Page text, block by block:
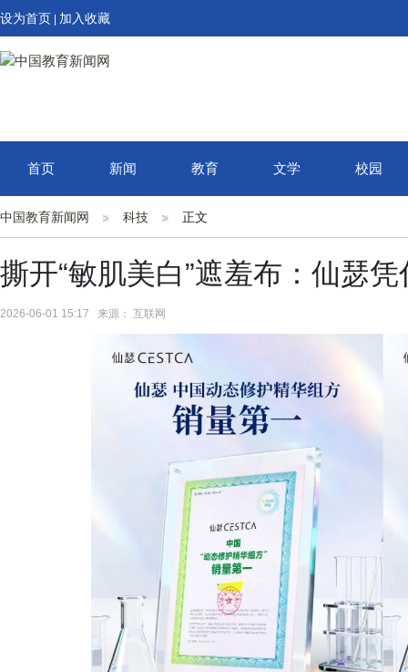
设为首页 加入收藏
首页 新闻 教育 文学 校园
中国教育新闻网 科技 正文
撕开“敏肌美白”遮羞布：仙瑟
2026-06-01 15:17 来源： 互联网